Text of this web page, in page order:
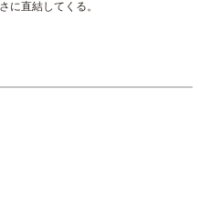
に直結してくる。